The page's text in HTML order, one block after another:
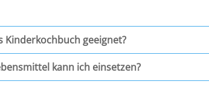
Kinderkochbuch geeignet?
kann ich einsetzen?